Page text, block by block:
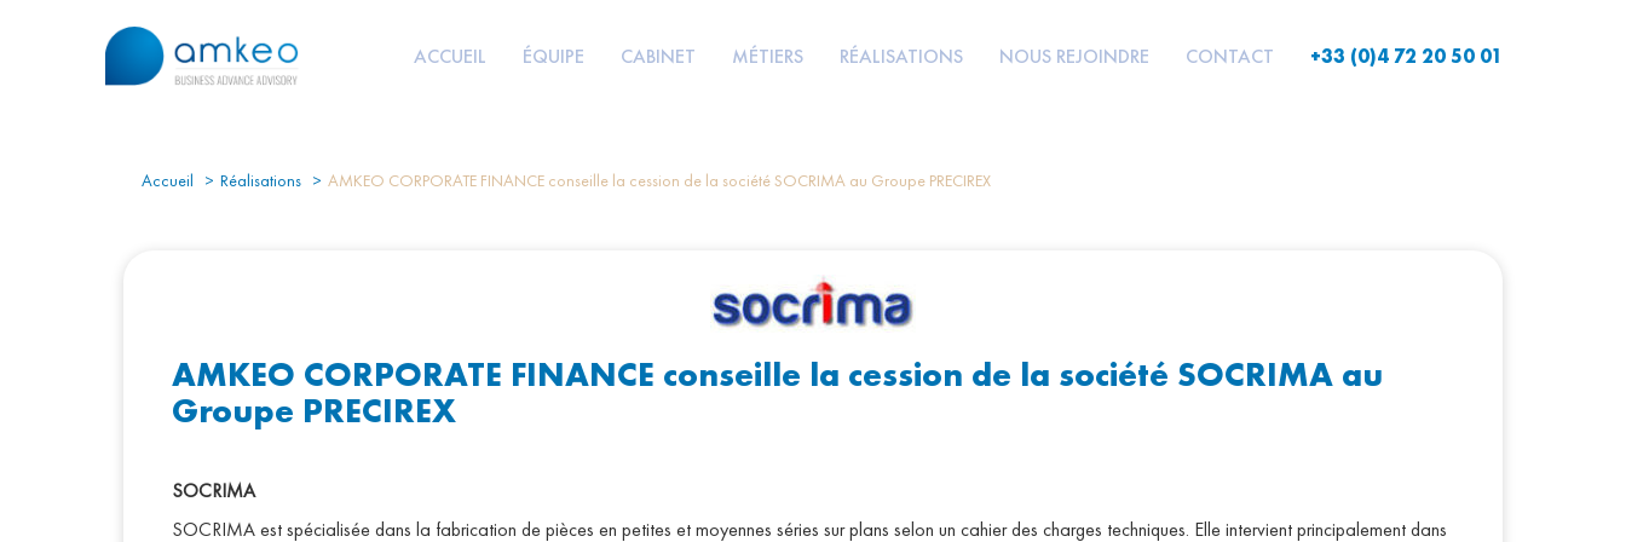
ACCUEIL ÉQUIPE CABINET MÉTIERS RÉALISATIONS NOUS REJOINDRE CONTACT +33 (0)4 72 20 50 01
Accueil Réalisations AMKEO CORPORATE FINANCE conseille la cession de la société SOCRIMA au Groupe PRECIREX
AMKEO CORPORATE FINANCE conseille la cession de la société SOCRIMA au
Groupe PRECIREX
SOCRIMA
SOCRIMA est spécialisée dans la fabrication de pièces en petites et moyennes séries sur plans selon un cahier des charges techniques. Elle intervient principalement dans